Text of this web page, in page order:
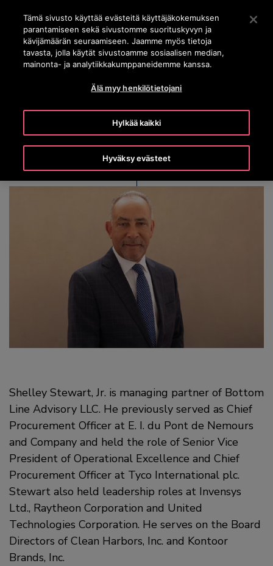
Siirry pääsisältöön painamalla Enter
HAE
Shelley Stewart, Jr.
Shelley Stewart, Jr. is managing partner of Bottom
Line Advisory LLC. He previously served as Chief
Procurement Officer at E. I. du Pont de Nemours
and Company and held the role of Senior Vice
President of Operational Excellence and Chief
Procurement Officer at Tyco International plc.
Stewart also held leadership roles at Invensys
Ltd., Raytheon Corporation and United
Technologies Corporation. He serves on the Board
Directors of Clean Harbors, Inc. and Kontoor
Brands, Inc.
Tämä sivusto käyttää evästeitä käyttäjäkokemuksen
parantamiseen sekä sivustomme suorituskyvyn ja
kävijämäärän seuraamiseen. Jaamme myös tietoja
tavasta, jolla käytät sivustoamme sosiaalisen median,
mainonta- ja analytiikkakumppaneidemme kanssa.
Älä myy henkilötietojani
Hylkää kaikki
Hyväksy evästeet